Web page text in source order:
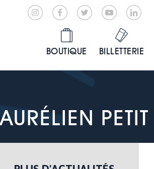
BOUTIQUE BILLETTERIE
PETIT